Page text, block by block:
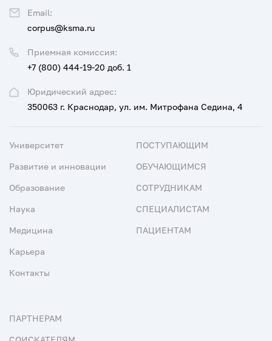
Юридический адрес:
350063 г. Краснодар, ул. им. Митрофана Седина, 4
Приемная комиссия:
+7 (800) 444-19-20 доб. 1
Email:
corpus@ksma.ru
Университет
Развитие и инновации
Образование
Наука
Медицина
Карьера
Контакты
ПОСТУПАЮЩИМ
ОБУЧАЮЩИМСЯ
СОТРУДНИКАМ
СПЕЦИАЛИСТАМ
ПАЦИЕНТАМ
ПАРТНЕРАМ